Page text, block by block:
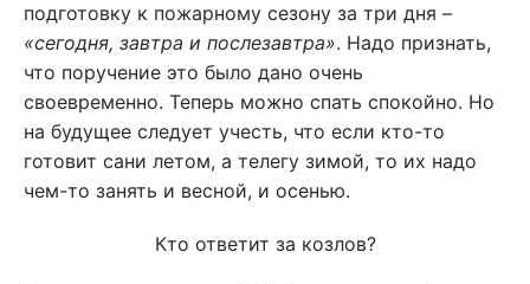
подготовку к пожарному сезону за три дня –
«сегодня, завтра и послезавтра». Надо признать,
что поручение это было дано очень
своевременно. Теперь можно спать спокойно. Но
на будущее следует учесть, что если кто-то
готовит сани летом, а телегу зимой, то их надо
чем-то занять и весной, и осенью.
Кто ответит за козлов?